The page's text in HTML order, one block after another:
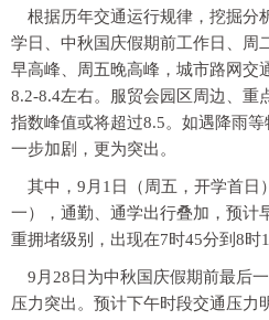
根据历年交通运行规律，挖掘分
学日、中秋国庆假期前工作日、周
早高峰、周五晚高峰，城市路网交
8.2-8.4左右。服贸会园区周边、重
指数峰值或将超过8.5。如遇降雨
一步加剧，更为突出。
其中，9月1日（周五，开学首日
一），通勤、通学出行叠加，预计
重拥堵级别，出现在7时45分到8时
9月28日为中秋国庆假期前最后
压力突出。预计下午时段交通压力